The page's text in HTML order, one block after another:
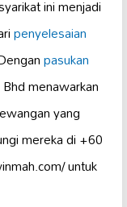
ini menjadi
penyelesaian
pasukan
menawarkan
yang
mereka di +60
untuk